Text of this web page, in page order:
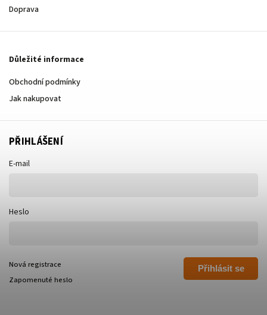
Doprava
Důležité informace
Obchodní podmínky
Jak nakupovat
PŘIHLÁŠENÍ
E-mail
Heslo
Přihlásit se
Nová registrace
Zapomenuté heslo